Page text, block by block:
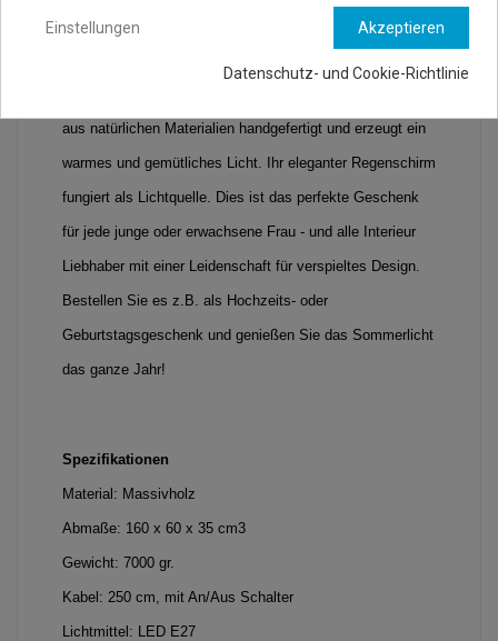
Sie jeden Tag die Sonne in Ihr Haus - mit dieser süßen
aus natürlichen Materialien handgefertigt und erzeugt ein
warmes und gemütliches Licht. Ihr eleganter Regenschirm
fungiert als Lichtquelle. Dies ist das perfekte Geschenk
für jede junge oder erwachsene Frau - und alle Interieur
Liebhaber mit einer Leidenschaft für verspieltes Design.
Bestellen Sie es z.B. als Hochzeits- oder
Geburtstagsgeschenk und genießen Sie das Sommerlicht
das ganze Jahr!
Spezifikationen
Material: Massivholz
Abmaße: 160 x 60 x 35 cm3
Gewicht: 7000 gr.
Kabel: 250 cm, mit An/Aus Schalter
Lichtmittel: LED E27
Akzeptieren
Einstellungen
Datenschutz- und Cookie-Richtlinie